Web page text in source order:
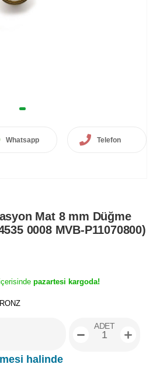
Whatsapp Telefon
Mat 8 mm Düğme
0008 MVB-P11070800)
pazartesi kargoda!
halinde
ADET